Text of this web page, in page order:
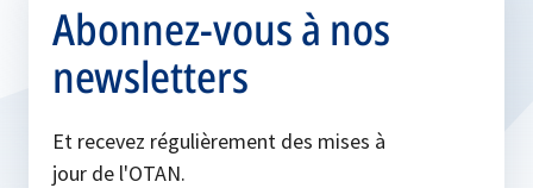
Abonnez-vous à nos
newsletters
Et recevez régulièrement des mises à
jour de l'OTAN.